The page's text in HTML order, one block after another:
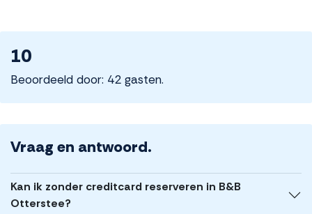
10
Beoordeeld door: 42 gasten.
Vraag en antwoord.
Kan ik zonder creditcard reserveren in B&B
Otterstee?